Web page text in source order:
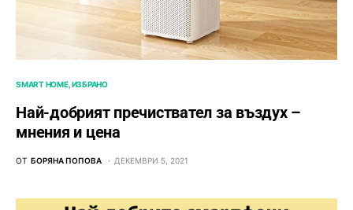
SMART HOME ИЗБРАНО
Най-добрият пречиствател за въздух –
мнения и цена
ОТ БОРЯНА ПОПОВА ДЕКЕМВРИ 5, 2021